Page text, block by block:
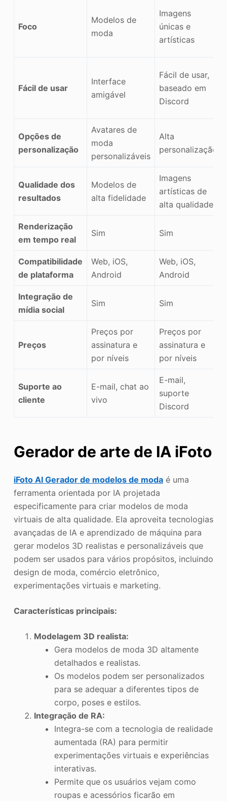
Foco
Modelos de
moda
Imagens
únicas e
artísticas
Fácil de usar
Interface
amigável
Fácil de usar,
baseado em
Discord
Opções de
personalização
Avatares de
moda
personalizáveis
Alta
personalização
Qualidade dos
resultados
Modelos de
alta fidelidade
Imagens
artísticas de
alta qualidade
Renderização
em tempo real
Sim Sim
Compatibilidade
de plataforma
Web, iOS,
Android
Web, iOS,
Android
Integração de
mídia social
Sim Sim
Preços
Preços por
assinatura e
por níveis
Preços por
assinatura e
por níveis
Suporte ao
cliente
E-mail, chat ao
vivo
E-mail,
suporte
Discord
Gerador de arte de IA iFoto
iFoto AI Gerador de modelos de modaé uma
ferramenta orientada por IA projetada
especificamente para criar modelos de moda
virtuais de alta qualidade. Ela aproveita tecnologias
avançadas de IA e aprendizado de máquina para
gerar modelos 3D realistas e personalizáveis que
podem ser usados para vários propósitos, incluindo
design de moda, comércio eletrônico,
experimentações virtuais e marketing.
Características principais:
Modelagem 3D realista:
Gera modelos de moda 3D altamente
detalhados e realistas.
Os modelos podem ser personalizados
para se adequar a diferentes tipos de
corpo, poses e estilos.
Integração de RA:
Integra-se com a tecnologia de realidade
aumentada (RA) para permitir
experimentações virtuais e experiências
interativas.
Permite que os usuários vejam como
roupas e acessórios ficarão em